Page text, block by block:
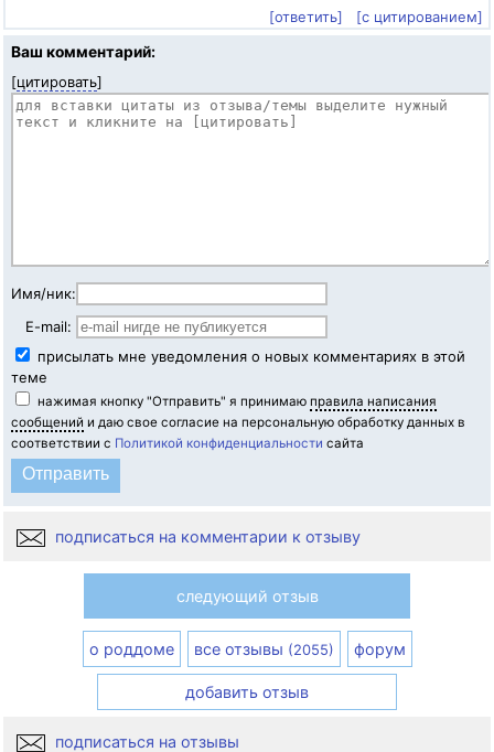
[ответить]
[с цитированием]
Ваш комментарий:
[цитировать]
Имя/ник:
E-mail:
присылать мне уведомления о новых комментариях в этой
теме
нажимая кнопку "Отправить" я принимаю правила написания
сообщений и даю свое согласие на персональную обработку данных в
соответствии с Политикой конфиденциальности сайта
подписаться на комментарии к отзыву
следующий отзыв
о роддоме все отзывы (2055) форум
добавить отзыв
подписаться на отзывы